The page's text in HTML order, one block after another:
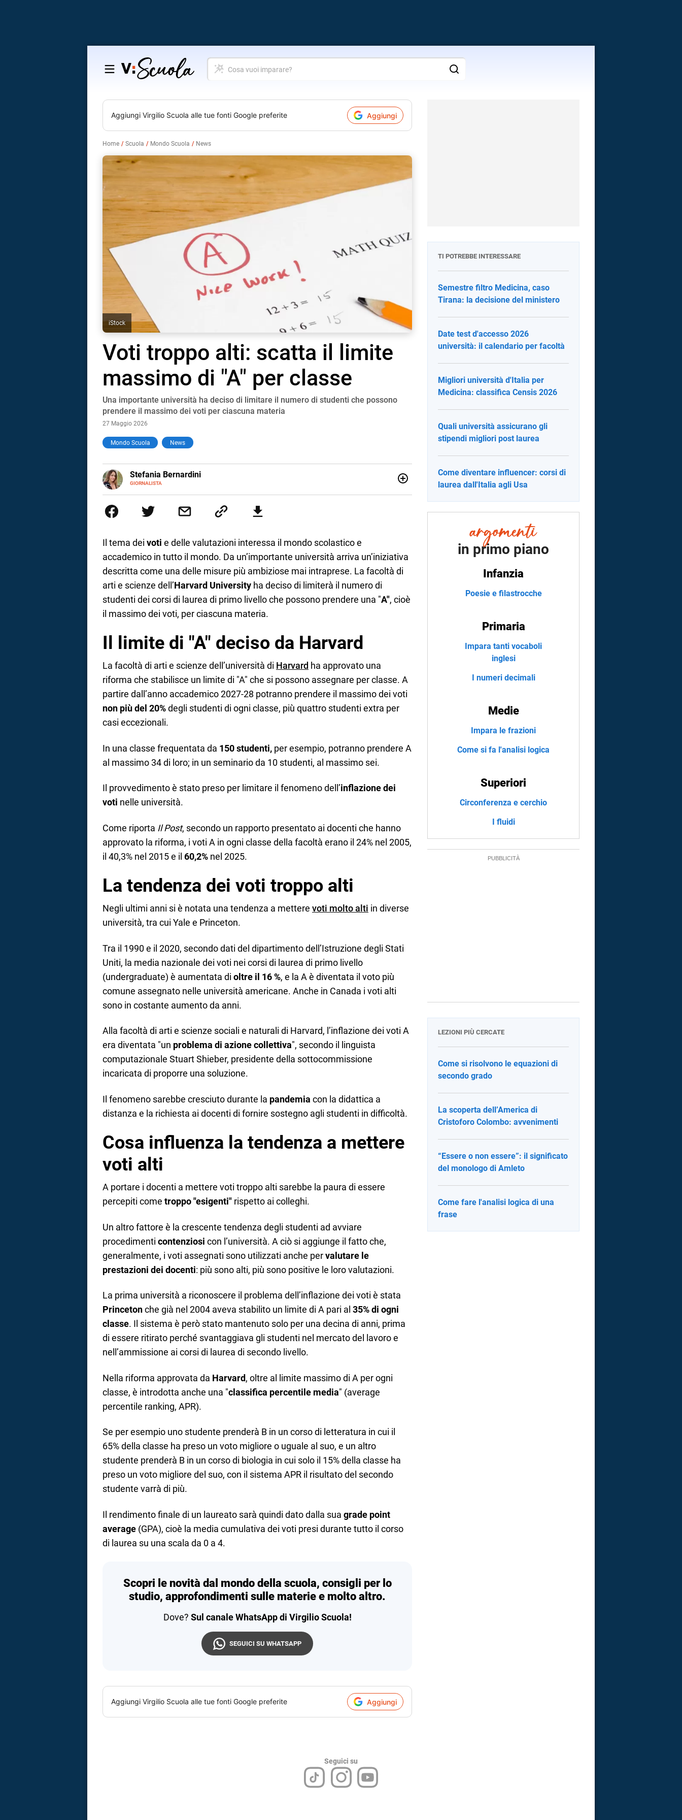
Salta
contenuto
Cosa
vuoi
Aggiungi Virgilio Scuola alle tue fonti Google preferite Aggiungi
Home Scuola Mondo Scuola News
iStock
Voti troppo alti: scatta il limite
massimo di "A" per classe
Una importante università ha deciso di limitare il numero di studenti che possono
prendere il massimo dei voti per ciascuna materia
27 Maggio 2026
Mondo Scuola News
Stefania Bernardini
GIORNALISTA
E-
MAIL
esperienze nella redazione di testate giornalistiche online e Tv e lavora anche nell’ambito
social
Il tema dei voti e delle valutazioni interessa il mondo scolastico e
accademico in tutto il mondo. Da un’importante università arriva un’iniziativa
descritta come una delle misure più ambiziose mai intraprese. La facoltà di
arti e scienze dell’Harvard University ha deciso di limiterà il numero di
studenti dei corsi di laurea di primo livello che possono prendere una "A", cioè
il massimo dei voti, per ciascuna materia.
Il limite di "A" deciso da Harvard
La facoltà di arti e scienze dell’università di Harvard ha approvato una
riforma che stabilisce un limite di "A" che si possono assegnare per classe. A
partire dall’anno accademico 2027-28 potranno prendere il massimo dei voti
non più del 20%degli studenti di ogni classe, più quattro studenti extra per
casi eccezionali.
In una classe frequentata da 150 studenti, per esempio, potranno prendere A
al massimo 34 di loro; in un seminario da 10 studenti, al massimo sei.
Il provvedimento è stato preso per limitare il fenomeno dell’inflazione dei
voti nelle università.
Come riporta Il Post, secondo un rapporto presentato ai docenti che hanno
approvato la riforma, i voti A in ogni classe della facoltà erano il 24% nel 2005,
il 40,3% nel 2015 e il 60,2% nel 2025.
La tendenza dei voti troppo alti
Negli ultimi anni si è notata una tendenza a mettere voti molto alti in diverse
università, tra cui Yale e Princeton.
Tra il 1990 e il 2020, secondo dati del dipartimento dell’Istruzione degli Stati
Uniti, la media nazionale dei voti nei corsi di laurea di primo livello
(undergraduate) è aumentata di oltre il 16 %, e la A è diventata il voto più
comune assegnato nelle università americane. Anche in Canada i voti alti
sono in costante aumento da anni.
Alla facoltà di arti e scienze sociali e naturali di Harvard, l’inflazione dei voti A
era diventata "un problema di azione collettiva", secondo il linguista
computazionale Stuart Shieber, presidente della sottocommissione
incaricata di proporre una soluzione.
Il fenomeno sarebbe cresciuto durante la pandemia con la didattica a
distanza e la richiesta ai docenti di fornire sostegno agli studenti in difficoltà.
Cosa influenza la tendenza a mettere
voti alti
A portare i docenti a mettere voti troppo alti sarebbe la paura di essere
percepiti come troppo "esigenti" rispetto ai colleghi.
Un altro fattore è la crescente tendenza degli studenti ad avviare
procedimenti contenziosi con l’università. A ciò si aggiunge il fatto che,
generalmente, i voti assegnati sono utilizzati anche pervalutare le
prestazioni dei docenti: più sono alti, più sono positive le loro valutazioni.
La prima università a riconoscere il problema dell’inflazione dei voti è stata
Princetonche già nel 2004 aveva stabilito un limite di A pari al 35% di ogni
classe. Il sistema è però stato mantenuto solo per una decina di anni, prima
di essere ritirato perché svantaggiava gli studenti nel mercato del lavoro e
nell’ammissione ai corsi di laurea di secondo livello.
Nella riforma approvata da Harvard, oltre al limite massimo di A per ogni
classe, è introdotta anche una "classifica percentile media" (average
percentile ranking, APR).
Se per esempio uno studente prenderà B in un corso di letteratura in cui il
65% della classe ha preso un voto migliore o uguale al suo, e un altro
studente prenderà B in un corso di biologia in cui solo il 15% della classe ha
preso un voto migliore del suo, con il sistema APR il risultato del secondo
studente varrà di più.
Il rendimento finale di un laureato sarà quindi dato dalla sua grade point
average (GPA), cioè la media cumulativa dei voti presi durante tutto il corso
di laurea su una scala da 0 a 4.
Scopri le novità dal mondo della scuola, consigli per lo
studio, approfondimenti sulle materie e molto altro.
Dove? Sul canale WhatsApp di Virgilio Scuola!
SEGUICI SU WHATSAPP
Aggiungi Virgilio Scuola alle tue fonti Google preferite Aggiungi
TI POTREBBE INTERESSARE
Semestre filtro Medicina, caso
Tirana: la decisione del ministero
Date test d'accesso 2026
università: il calendario per facoltà
Migliori università d'Italia per
Medicina: classifica Censis 2026
Quali università assicurano gli
stipendi migliori post laurea
Come diventare influencer: corsi di
laurea dall'Italia agli Usa
in primo piano
Infanzia
Poesie e filastrocche
Primaria
Impara tanti vocaboli
inglesi
I numeri decimali
Medie
Impara le frazioni
Come si fa l'analisi logica
Superiori
Circonferenza e cerchio
I fluidi
LEZIONI PIÙ CERCATE
Come si risolvono le equazioni di
secondo grado
La scoperta dell’America di
Cristoforo Colombo: avvenimenti
“Essere o non essere”: il significato
del monologo di Amleto
Come fare l'analisi logica di una
frase
Seguici su